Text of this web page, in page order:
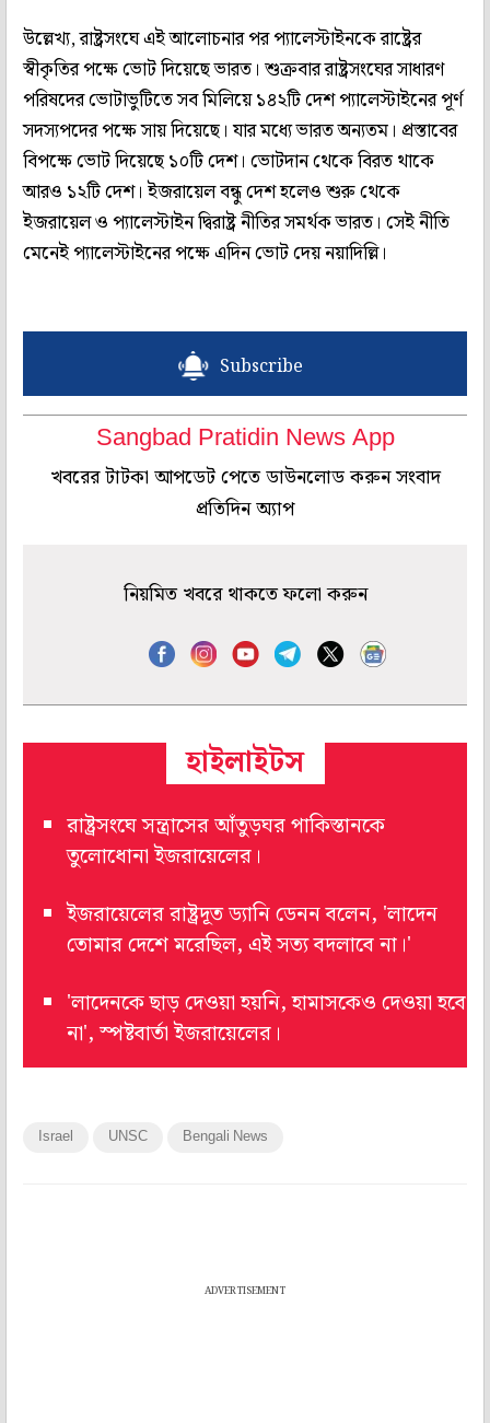
উল্লেখ্য, রাষ্ট্রসংঘে এই আলোচনার পর প্যালেস্টাইনকে রাষ্ট্রের
স্বীকৃতির পক্ষে ভোট দিয়েছে ভারত। শুক্রবার রাষ্ট্রসংঘের সাধারণ
পরিষদের ভোটাভুটিতে সব মিলিয়ে ১৪২টি দেশ প্যালেস্টাইনের পূর্ণ
সদস্যপদের পক্ষে সায় দিয়েছে। যার মধ্যে ভারত অন্যতম। প্রস্তাবের
বিপক্ষে ভোট দিয়েছে ১০টি দেশ। ভোটদান থেকে বিরত থাকে
আরও ১২টি দেশ। ইজরায়েল বন্ধু দেশ হলেও শুরু থেকে
ইজরায়েল ও প্যালেস্টাইন দ্বিরাষ্ট্র নীতির সমর্থক ভারত। সেই নীতি
মেনেই প্যালেস্টাইনের পক্ষে এদিন ভোট দেয় নয়াদিল্লি।
Subscribe
Sangbad Pratidin News App
খবরের টাটকা আপডেট পেতে ডাউনলোড করুন সংবাদ
প্রতিদিন অ্যাপ
নিয়মিত খবরে থাকতে ফলো করুন
হাইলাইটস
রাষ্ট্রসংঘে সন্ত্রাসের আঁতুড়ঘর পাকিস্তানকে
তুলোধোনা ইজরায়েলের।
ইজরায়েলের রাষ্ট্রদূত ড্যানি ডেনন বলেন, 'লাদেন
তোমার দেশে মরেছিল, এই সত্য বদলাবে না।'
'লাদেনকে ছাড় দেওয়া হয়নি, হামাসকেও দেওয়া হবে
না', স্পষ্টবার্তা ইজরায়েলের।
Israel UNSC Bengali News
ADVERTISEMENT